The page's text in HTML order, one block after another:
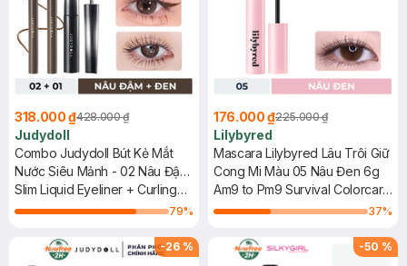
318.000 ₫428.000 ₫
Judydoll
Combo Judydoll Bút Kẻ Mắt
Nước Siêu Mảnh - 02 Nâu Đậm
(Mới) 0.4g + Mascara Đầu Siêu
Cong 6 Độ - 01 Đen (Mới) 3g
Slim Liquid Eyeliner + Curling
Iron Mascara - 6° Curling
79%
176.000 ₫225.000 ₫
Lilybyred
Mascara Lilybyred Lâu Trôi Giữ
Cong Mi Màu 05 Nâu Đen 6g
Am9 to Pm9 Survival Colorcara
#M05 Black Brown
37%
-26 % -50 %